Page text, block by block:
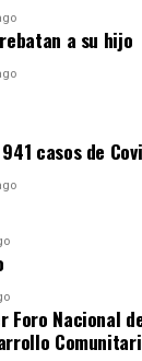
viviendas
durante la
para
Vallejo,
fue
y que, tras
con
hoy permite
a su hijo
casos de
Foro Nacional